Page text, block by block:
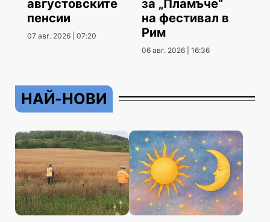
августовските
пенсии
07 авг. 2026 | 07:20
за „Пламъче“
на фестивал в
Рим
06 авг. 2026 | 16:36
НАЙ-НОВИ